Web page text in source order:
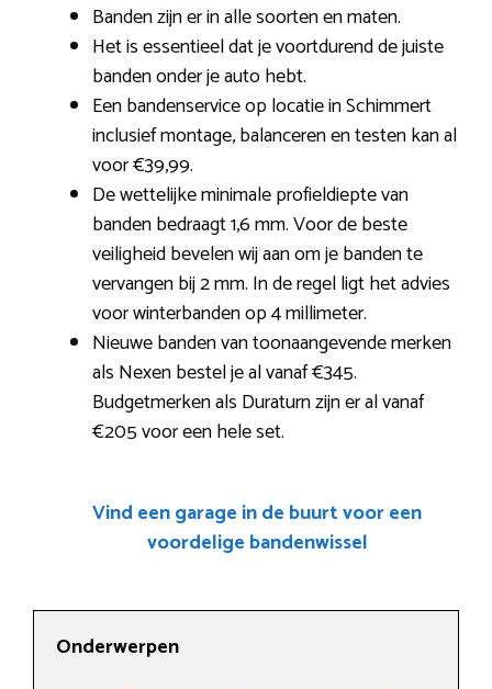
Banden zijn er in alle soorten en maten.
Het is essentieel dat je voortdurend de juiste
banden onder je auto hebt.
Een bandenservice op locatie in Schimmert
inclusief montage, balanceren en testen kan al
voor €39,99.
De wettelijke minimale profieldiepte van
banden bedraagt 1,6 mm. Voor de beste
veiligheid bevelen wij aan om je banden te
vervangen bij 2 mm. In de regel ligt het advies
voor winterbanden op 4 millimeter.
Nieuwe banden van toonaangevende merken
als Nexen bestel je al vanaf €345.
Budgetmerken als Duraturn zijn er al vanaf
€205 voor een hele set.
Vind een garage in de buurt voor een
voordelige bandenwissel
Onderwerpen